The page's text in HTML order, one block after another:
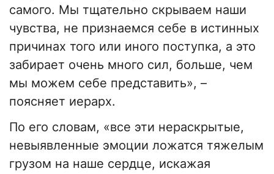
самого. Мы тщательно скрываем наши
чувства, не признаемся себе в истинных
причинах того или иного поступка, а это
забирает очень много сил, больше, чем
мы можем себе представить», –
поясняет иерарх.
По его словам, «все эти нераскрытые,
невыявленные эмоции ложатся тяжелым
грузом на наше сердце, искажая